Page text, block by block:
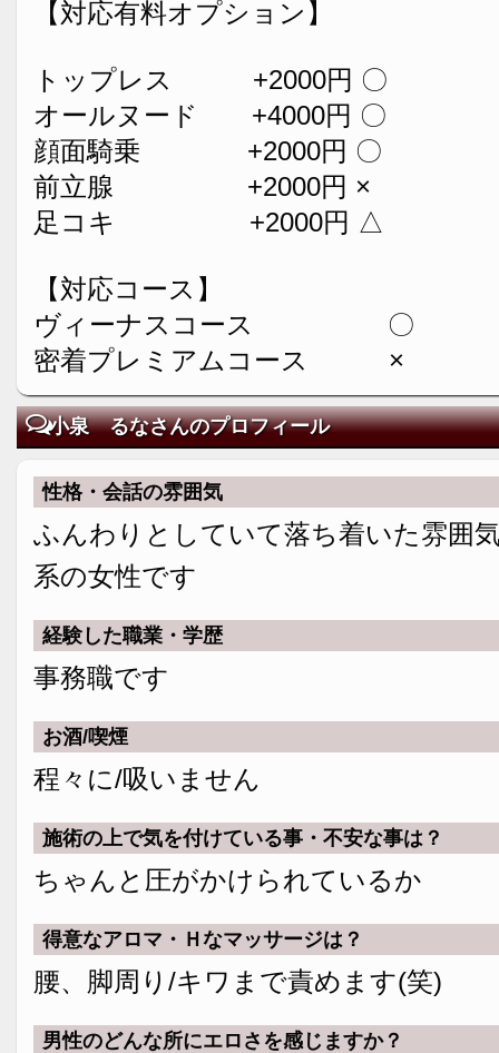
【対応有料オプション】
トップレス +2000円 〇
オールヌード +4000円 〇
顔面騎乗 +2000円 〇
前立腺 +2000円 ×
足コキ +2000円 △
【対応コース】
ヴィーナスコース 〇
密着プレミアムコース ×
小泉 るなさんのプロフィール
性格・会話の雰囲気
ふんわりとしていて落ち着いた雰囲
系の女性です
経験した職業・学歴
事務職です
お酒/喫煙
程々に/吸いません
施術の上で気を付けている事・不安な事は？
ちゃんと圧がかけられているか
得意なアロマ・Ｈなマッサージは？
腰、脚周り/キワまで責めます(笑)
男性のどんな所にエロさを感じますか？